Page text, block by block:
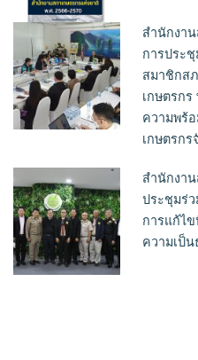
สำนักงา
การประชุ
สมาชิกส
เกษตรกร
ความพร้
เกษตรก
สำนักงา
ประชุมร่
การแก้ไ
ความเป็